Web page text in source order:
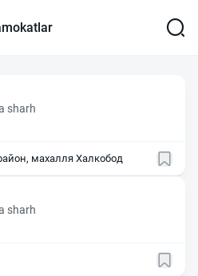
sharh
махалля Халкобод
sharh